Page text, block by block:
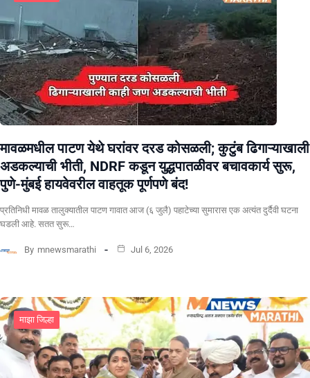
मावळमधील पाटण येथे घरांवर दरड कोसळली; कुटुंब ढिगाऱ्याखाली
अडकल्याची भीती, NDRF कडून युद्धपातळीवर बचावकार्य सुरू,
पुणे-मुंबई हायवेवरील वाहतूक पूर्णपणे बंद!
​प्रतिनिधी मावळ तालुक्यातील पाटण गावात आज (६ जुलै) पहाटेच्या सुमारास एक अत्यंत दुर्दैवी घटना
घडली आहे. सतत सुरू…
By mnewsmarathi Jul 6, 2026
माझा जिल्हा